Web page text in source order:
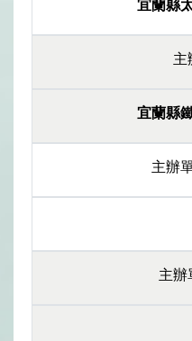
宜蘭縣
主
宜蘭縣
主辦
主辦